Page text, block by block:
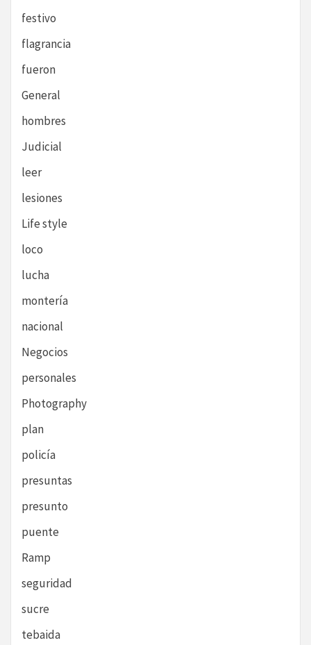
festivo
flagrancia
fueron
General
hombres
Judicial
leer
lesiones
Life style
loco
lucha
montería
nacional
Negocios
personales
Photography
plan
policía
presuntas
presunto
puente
Ramp
seguridad
sucre
tebaida